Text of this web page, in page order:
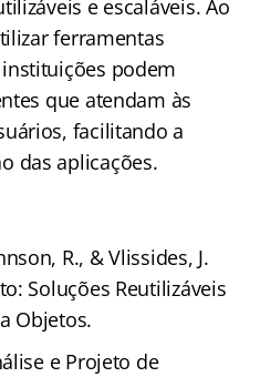
e escaláveis. Ao
ferramentas
podem
que atendam às
facilitando a
das aplicações.
R., & Vlissides, J.
Soluções Reutilizáveis
Objetos.
e Projeto de